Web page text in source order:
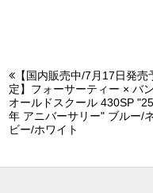
【国内販売中/7月17日発売
定】フォーサーティー × バ
オールドスクール 430SP
年 アニバーサリー" ブルー/
ビー/ホワイト